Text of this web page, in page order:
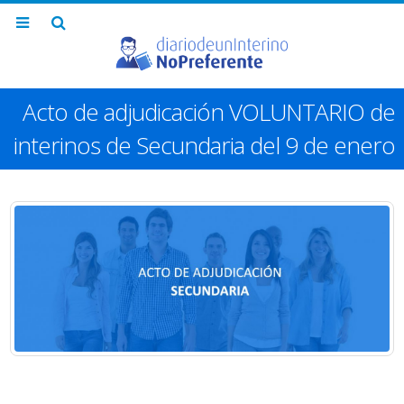
Acto de adjudicación VOLUNTARIO de
interinos de Secundaria del 9 de enero